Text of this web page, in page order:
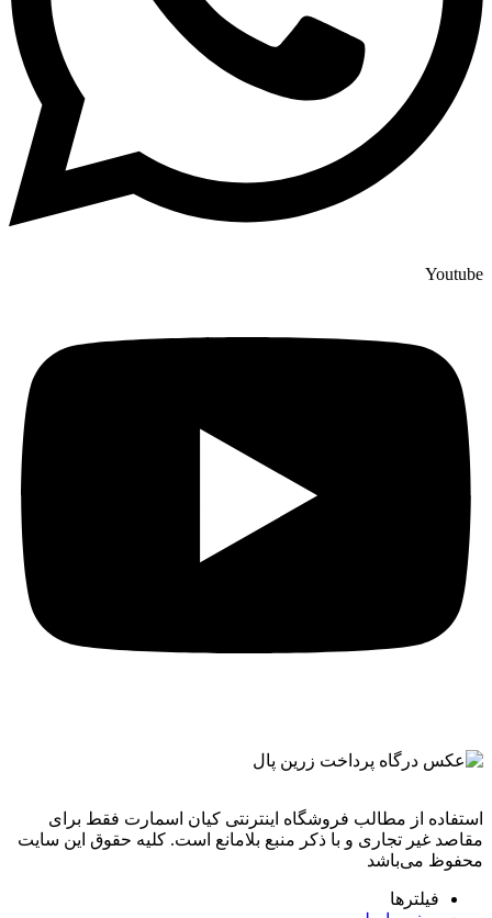
Youtube
استفاده از مطالب فروشگاه اینترنتی کیان اسمارت فقط برای
مقاصد غیر تجاری و با ذکر منبع بلامانع است. کليه حقوق اين سايت
محفوظ می‌باشد
فیلترها